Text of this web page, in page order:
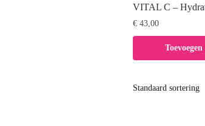
VITAL C –
€43,00